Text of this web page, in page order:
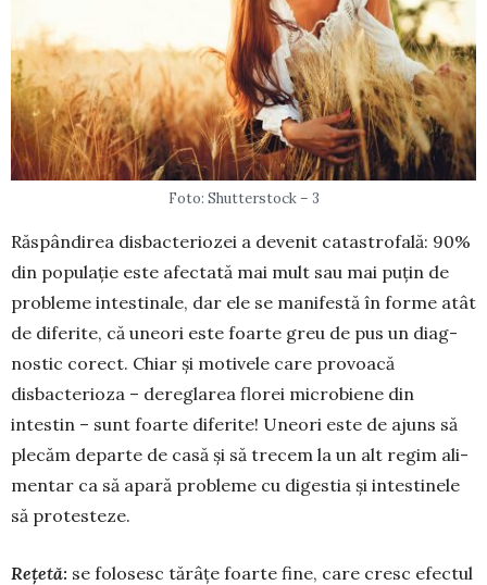
Foto: Shutterstock – 3
Răs­pân­direa disbacterio­zei a devenit cata­strofală: 90%
din populaţie este afectată mai mult sau mai puţin de
probleme intestinale, dar ele se manifestă în forme atât
de diferite, că uneori este foarte greu de pus un diag­
nostic corect. Chiar şi motivele care pro­voacă
disbacterioza – de­reglarea florei micro­biene din
intestin – sunt foarte diferite! Uneori este de ajuns să
plecăm departe de casă şi să trecem la un alt regim ali­
mentar ca să apară probleme cu digestia și intestinele
să protes­teze.
Rețetă: se folosesc tărâţe foar­te fine, care cresc efectul